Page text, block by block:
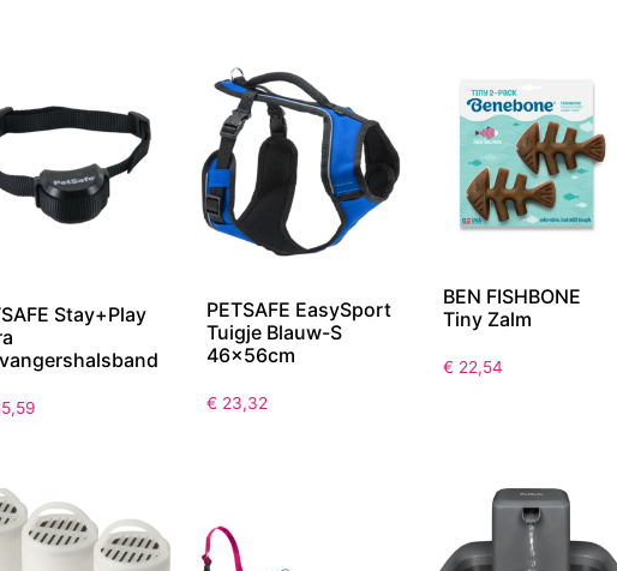
Stay+Play
PETSAFE EasySport
Tuigje Blauw-S
46x56cm
€ 23,32
BEN FISHBONE
Tiny Zalm
€ 22,54